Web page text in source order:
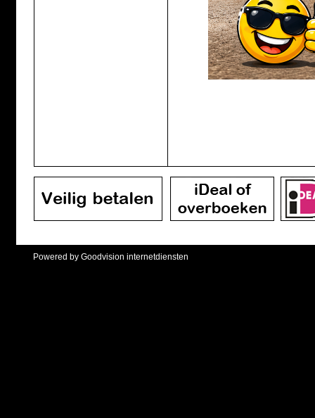
Powered by Goodvision internetdiensten